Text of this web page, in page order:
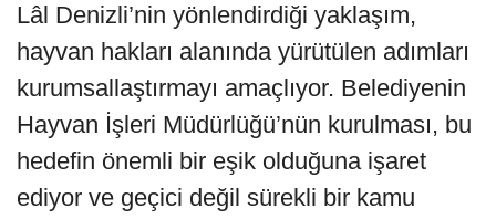
Lâl Denizli’nin yönlendirdiği yaklaşım,
hayvan hakları alanında yürütülen adımları
kurumsallaştırmayı amaçlıyor. Belediyenin
Hayvan İşleri Müdürlüğü’nün kurulması, bu
hedefin önemli bir eşik olduğuna işaret
ediyor ve geçici değil sürekli bir kamu